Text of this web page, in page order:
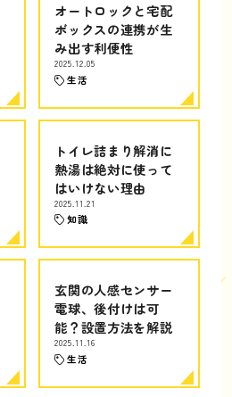
オートロックと宅配
ボックスの連携が生
み出す利便性
2025.12.05
生活
トイレ詰まり解消に
熱湯は絶対に使って
はいけない理由
2025.11.21
知識
玄関の人感センサー
電球、後付けは可
能？設置方法を解説
2025.11.16
生活